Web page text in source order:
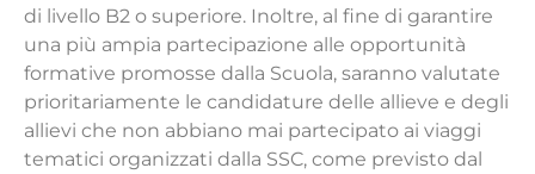
di livello B2 o superiore. Inoltre, al fine di garantire
una più ampia partecipazione alle opportunità
formative promosse dalla Scuola, saranno valutate
prioritariamente le candidature delle allieve e degli
allievi che non abbiano mai partecipato ai viaggi
tematici organizzati dalla SSC, come previsto dal